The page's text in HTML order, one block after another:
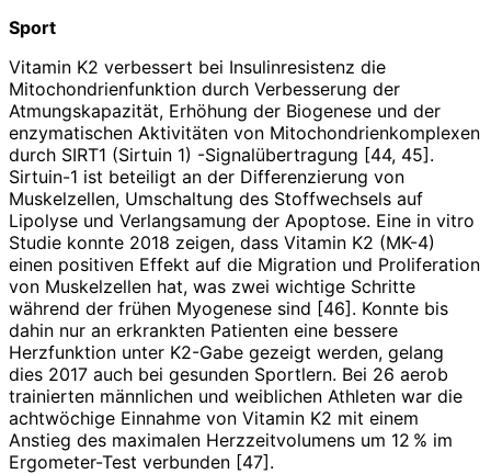
Sport
Vitamin K2 verbessert bei Insulinresistenz die
Mitochondrienfunktion durch Verbesserung der
Atmungskapazität, Erhöhung der Biogenese und der
enzymatischen Aktivitäten von Mitochondrienkomplexen
durch SIRT1 (Sirtuin 1) -Signalübertragung [44, 45].
Sirtuin-1 ist beteiligt an der Differenzierung von
Muskelzellen, Umschaltung des Stoffwechsels auf
Lipolyse und Verlangsamung der Apoptose. Eine in vitro
Studie konnte 2018 zeigen, dass Vitamin K2 (MK-4)
einen positiven Effekt auf die Migration und Proliferation
von Muskelzellen hat, was zwei wichtige Schritte
während der frühen Myogenese sind [46]. Konnte bis
dahin nur an erkrankten Patienten eine bessere
Herzfunktion unter K2-Gabe gezeigt werden, gelang
dies 2017 auch bei gesunden Sportlern. Bei 26 aerob
trainierten männlichen und weiblichen Athleten war die
achtwöchige Einnahme von Vitamin K2 mit einem
Anstieg des maximalen Herzzeitvolumens um 12 % im
Ergometer-Test verbunden [47].